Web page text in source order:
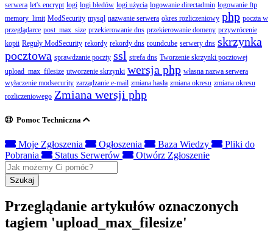
serwera let's encrypt logi logi błedów logi użycia logowanie directadmin logowanie ftp
memory_limit ModSecurity mysql nazwanie serwera okres rozliczeniowy php poczta w
przeglądarce post_max_size przekierowanie dns przekierowanie domeny przywrócenie
kopii Reguły ModSecurity rekordy rekordy dns roundcube serwery dns skrzynka
pocztowa sprawdzanie poczty ssl strefa dns Tworzenie skrzynki pocztowej
upload_max_filesize utworzenie skrzynki wersja php własna nazwa serwera
wyłaczenie modsecurity zarządzanie e-mail zmiana hasła zmiana okresu zmiana okresu
rozliczeniowego Zmiana wersji php
Pomoc Techniczna
Moje Zgłoszenia Ogłoszenia Baza Wiedzy
Pliki do
Pobrania
Status Serwerów Otwórz Zgłoszenie
Szukaj
Przeglądanie artykułów oznaczonych
tagiem 'upload_max_filesize'